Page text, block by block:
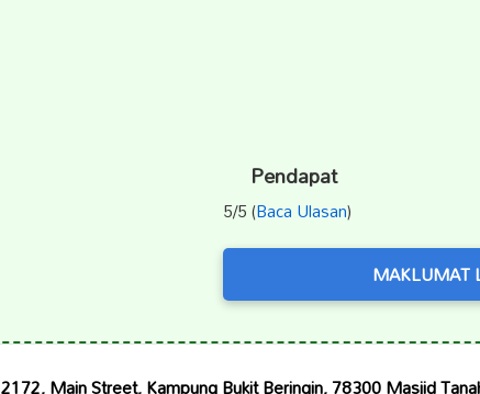
Pendapat
5/5 (Baca Ulasan)
MAKLUMAT